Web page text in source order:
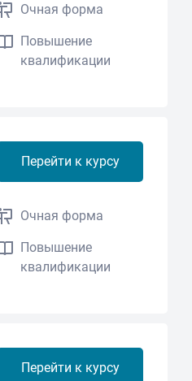
Очная форма
Повышение
квалификации
Перейти к курсу
Очная форма
Повышение
квалификации
Перейти к курсу